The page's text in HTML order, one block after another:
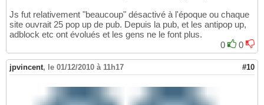
Js fut relativement "beaucoup" désactivé à l'époque ou chaque
site ouvrait 25 pop up de pub. Depuis la pub, et les antipop up,
adblock etc ont évolués et les gens ne le font plus.
0
0
jpvincent, le 01/12/2010 à 11h17 #10